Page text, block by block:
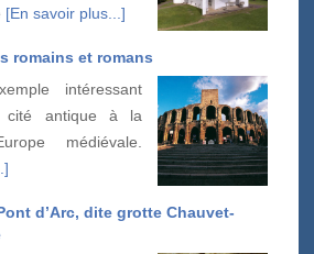
[En savoir plus...]
romains et romans
intéressant
cité antique à la
médiévale.
d’Arc, dite grotte Chauvet-